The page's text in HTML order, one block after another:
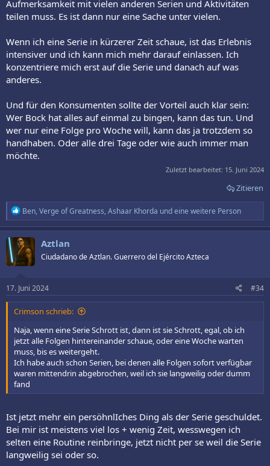
Aufmerksamkeit mit vielen anderen Serien und Aktivitäten
teilen muss. Es ist dann nur eine Sache unter vielen.
Wenn ich eine Serie in kürzerer Zeit schaue, ist das Erlebnis
intensiver und ich kann mich mehr darauf einlassen. Ich
konzentriere mich erst auf die Serie und danach auf was
anderes.
Und für den Konsumenten sollte der Vorteil auch klar sein:
Wer Bock hat alles auf einmal zu bingen, kann das tun. Und
wer nur eine Folge pro Woche will, kann das ja trotzdem so
handhaben. Oder alle drei Tage oder wie auch immer man
möchte.
Zuletzt bearbeitet: 15. Juni 2024
Zitieren
R
e
a
k
t
i
o
e
n
:
Ben, Verge of Greatness, Ashaar Khorda und eine weitere Person
Aztlan
Ciudadano de Aztlan. Guerrero del Ejército Azteca
17. Juni 2024 #34
Crimson schrieb:
Naja, wenn eine Serie Schrott ist, dann ist sie Schrott, egal, ob ich
jetzt alle Folgen hintereinander schaue, oder eine Woche warten
muss, bis es weitergeht.
Ich habe auch schon Serien, bei denen alle Folgen sofort verfügbar
waren mittendrin abgebrochen, weil ich sie langweilig oder dumm
fand
Ist jetzt mehr ein persöhnlIches Ding als der Serie geschuldet.
Bei mir ist meistens viel los + wenig Zeit, wesswegen ich
selten eine Routine reinbringe, jetzt nicht per se weil die Serie
langweilig sei oder so.